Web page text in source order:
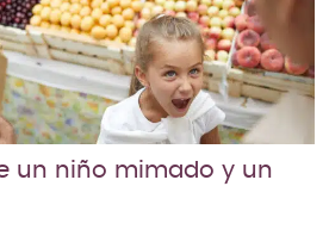
un niño mimado y un